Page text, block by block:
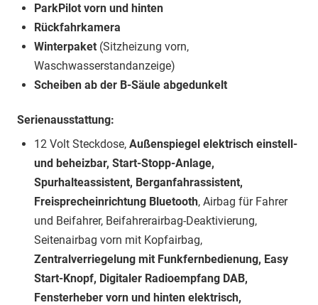
ParkPilot vorn und hinten
Rückfahrkamera
Winterpaket (Sitzheizung vorn,
Waschwasserstandanzeige)
Scheiben ab der B-Säule abgedunkelt
Serienausstattung:
12 Volt Steckdose, Außenspiegel elektrisch einstell-
und beheizbar, Start-Stopp-Anlage,
Spurhalteassistent, Berganfahrassistent,
Freisprecheinrichtung Bluetooth, Airbag für Fahrer
und Beifahrer, Beifahrerairbag-Deaktivierung,
Seitenairbag vorn mit Kopfairbag,
Zentralverriegelung mit Funkfernbedienung, Easy
Start-Knopf, Digitaler Radioempfang DAB,
Fensterheber vorn und hinten elektrisch,